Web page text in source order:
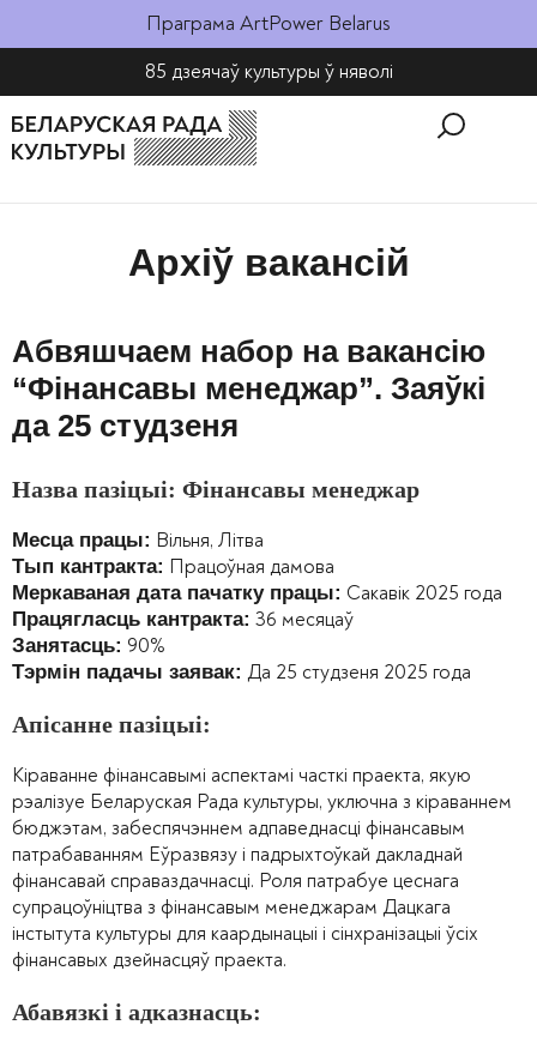
Праграма ArtPower Belarus
85 дзеячаў культуры ў няволі​
Архіў вакансій
Абвяшчаем набор на вакансію
“Фінансавы менеджар”. Заяўкі
да 25 студзеня
Назва пазіцыі: Фінансавы менеджар
Месца працы: Вільня, Літва
Тып кантракта: Працоўная дамова
Меркаваная дата пачатку працы: Сакавік 2025 года
Працягласць кантракта: 36 месяцаў
Занятасць: 90%
Тэрмін падачы заявак: Да 25 студзеня 2025 года
Апісанне пазіцыі:
Кіраванне фінансавымі аспектамі часткі праекта, якую
рэалізуе Беларуская Рада культуры, уключна з кіраваннем
бюджэтам, забеспячэннем адпаведнасці фінансавым
патрабаванням Еўразвязу і падрыхтоўкай дакладнай
фінансавай справаздачнасці. Роля патрабуе цеснага
супрацоўніцтва з фінансавым менеджарам Дацкага
інстытута культуры для каардынацыі і сінхранізацыі ўсіх
фінансавых дзейнасцяў праекта.
Абавязкі і адказнасць: